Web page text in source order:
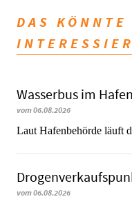
DAS
Wasserbus im
vom 06.08.2026
Laut Hafenbehörde läuft
vom 06.08.2026